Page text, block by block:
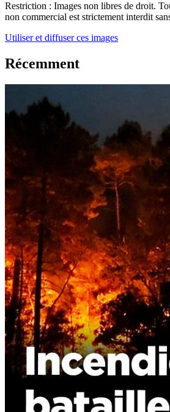
Restriction : Images non libres de droit.
non commercial est strictement interdit
Utiliser et diffuser ces images
Récemment